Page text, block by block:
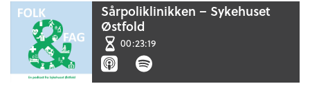
Sårpoliklinikken – Sykehuset
Østfold
00:23:19